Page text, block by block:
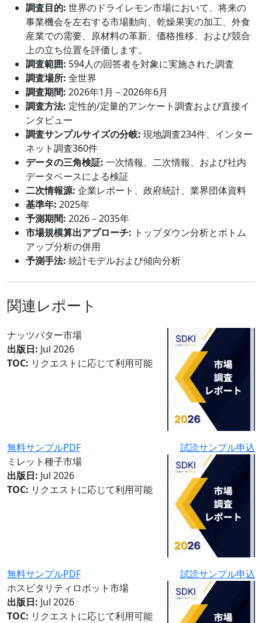
調査目的: 世界のドライレモン市場において、将来の
事業機会を左右する市場動向、乾燥果実の加工、外食
産業での需要、原材料の革新、価格推移、および競合
上の立ち位置を評価します。
調査範囲: 594人の回答者を対象に実施された調査
調査場所: 全世界
調査期間: 2026年1月 – 2026年6月
調査方法: 定性的/定量的アンケート調査および直接イ
ンタビュー
調査サンプルサイズの分岐: 現地調査234件、インター
ネット調査360件
データの三角検証: 一次情報、二次情報、および社内
データベースによる検証
二次情報源: 企業レポート、政府統計、業界団体資料
基準年: 2025年
予測期間: 2026－2035年
市場規模算出アプローチ: トップダウン分析とボトム
アップ分析の併用
予測手法: 統計モデルおよび傾向分析
関連レポート
ナッツバター市場
出版日: Jul 2026
TOC: リクエストに応じて利用可能
無料サンプルPDF
試読サンプル申込
ミレット種子市場
出版日: Jul 2026
TOC: リクエストに応じて利用可能
無料サンプルPDF
試読サンプル申込
ホスピタリティロボット市場
出版日: Jul 2026
TOC: リクエストに応じて利用可能